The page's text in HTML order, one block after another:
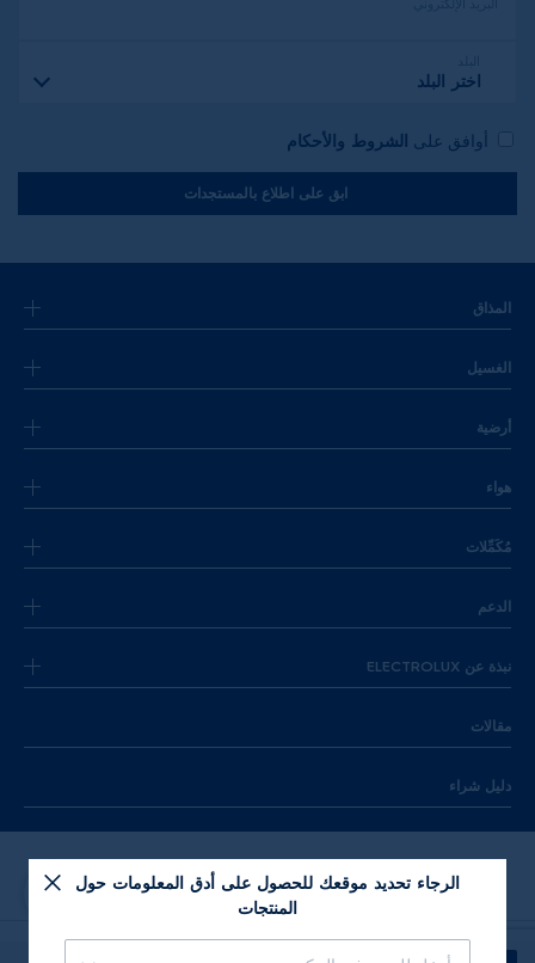
اختر البلد
أوافق على الشروط والأحكام
ابق على اطلاع بالمستجدات
المذاق
الغسيل
أرضية
هواء
مُكَمِّلات
الدعم
نبذة عن ELECTROLUX
مقالات
دليل شراء
الشروط والأحكام سياسة الخصوصية
الرجاء تحديد موقعك للحصول على أدق المعلومات حول
المنتجات